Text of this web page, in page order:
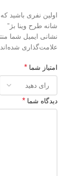
شانه طرح وینا بژ”
نشانی ایمیل شما
علامت‌گذاری شده‌اند
امتیاز شما *
دیدگاه شما *